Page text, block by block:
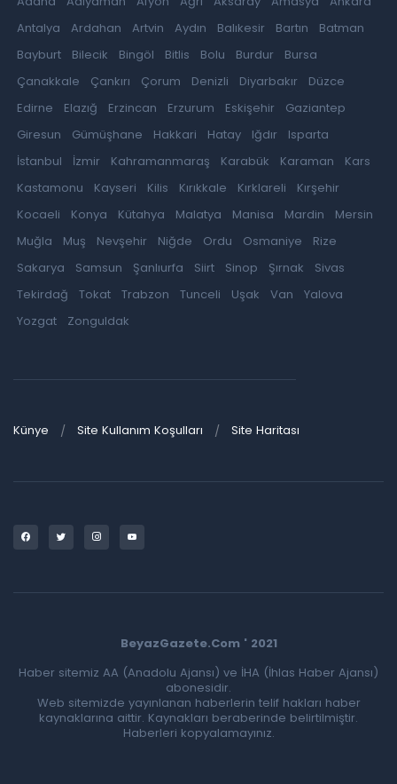
Antalya
Ardahan Artvin Aydın Balıkesir Bartın
Batman
Bayburt
Bilecik Bingöl Bitlis Bolu Burdur
Bursa
Çanakkale
Çankırı Çorum Denizli Diyarbakır
Düzce
Edirne
Elazığ Erzincan Erzurum Eskişehir
Gaziantep
Giresun
Gümüşhane Hakkari Hatay Iğdır
Isparta
İstanbul
İzmir Kahramanmaraş Karabük Karaman
Kars
Kastamonu
Kayseri Kilis Kırıkkale Kırklareli
Kırşehir
Kocaeli
Konya Kütahya Malatya Manisa Mardin
Mersin
Muğla
Muş Nevşehir Niğde Ordu Osmaniye
Rize
Sakarya
Samsun Şanlıurfa Siirt Sinop Şırnak
Sivas
Tekirdağ
Tokat Trabzon Tunceli Uşak Van
Yalova
Yozgat
Zonguldak
Künye Site Kullanım Koşulları Site Haritası
BeyazGazete.Com ' 2021
Haber sitemiz AA (Anadolu Ajansı) ve İHA (İhlas Haber Ajansı)
abonesidir.
Web sitemizde yayınlanan haberlerin telif hakları haber
kaynaklarına aittir. Kaynakları beraberinde belirtilmiştir.
Haberleri kopyalamayınız.